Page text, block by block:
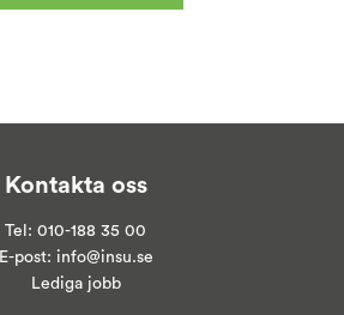
Kontakta oss
Tel: 010-188 35 00
E-post: info@insu.se
Lediga jobb